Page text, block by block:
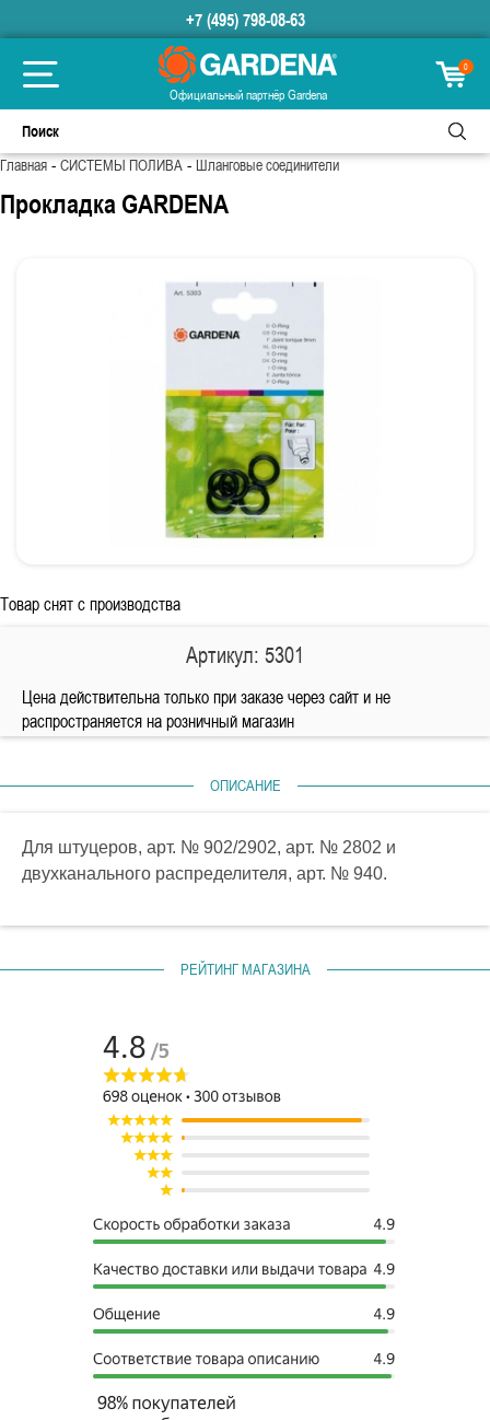
+7 (495) 798-08-63
Официальный партнёр Gardena
0
Главная-СИСТЕМЫ ПОЛИВА-Шланговые соединители
Прокладка GARDENA
Товар снят с производства
Артикул: 5301
Цена действительна только при заказе через сайт и не
распространяется на розничный магазин
ОПИСАНИЕ
Для штуцеров, арт. № 902/2902, арт. № 2802 и
двухканального распределителя, арт. № 940.
РЕЙТИНГ МАГАЗИНА